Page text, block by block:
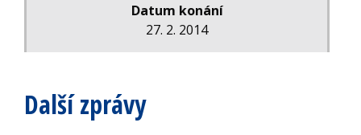
Datum konání
27. 2. 2014
Další zprávy